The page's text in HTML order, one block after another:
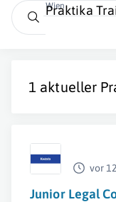
Wien
Praktika
1 aktueller
vor
Junior Legal